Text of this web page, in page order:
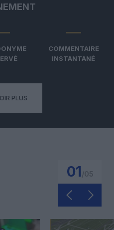
COMMENTAIRE
INSTANTANÉ
PLUS
01